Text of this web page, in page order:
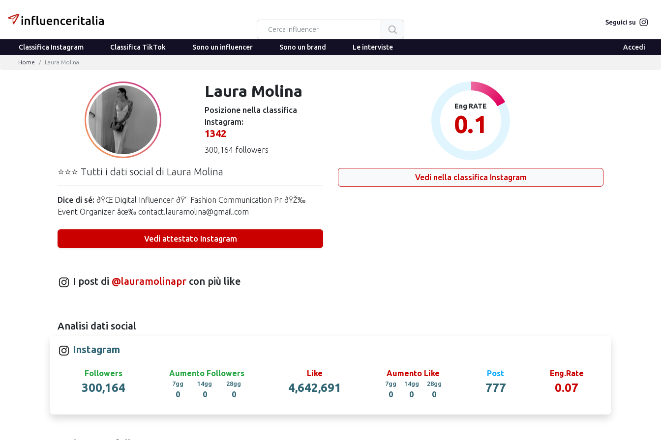
Classifica Instagram Classifica TikTok Sono un influencer Sono un brand Le interviste Accedi
Home Laura Molina
Laura Molina
Posizione nella classifica
Instagram:
1342
300,164 followers
⭐⭐⭐ Tutti i dati social di Laura Molina
Dice di sé: ðŸŒ Digital Influencer ðŸ‘ Fashion Communication Pr ðŸŽ‰
Event Organizer âœ‰ contact.lauramolina@gmail.com
Eng RATE
0.1
Vedi nella classifica Instagram
Vedi attestato Instagram
I post di @lauramolinapr con più like
Analisi dati social
Instagram
Followers
300,164
Aumento Followers
7gg
0
14gg
0
28gg
0
Like
4,642,691
Aumento Like
7gg
0
14gg
0
28gg
0
Post
777
Eng.Rate
0.07